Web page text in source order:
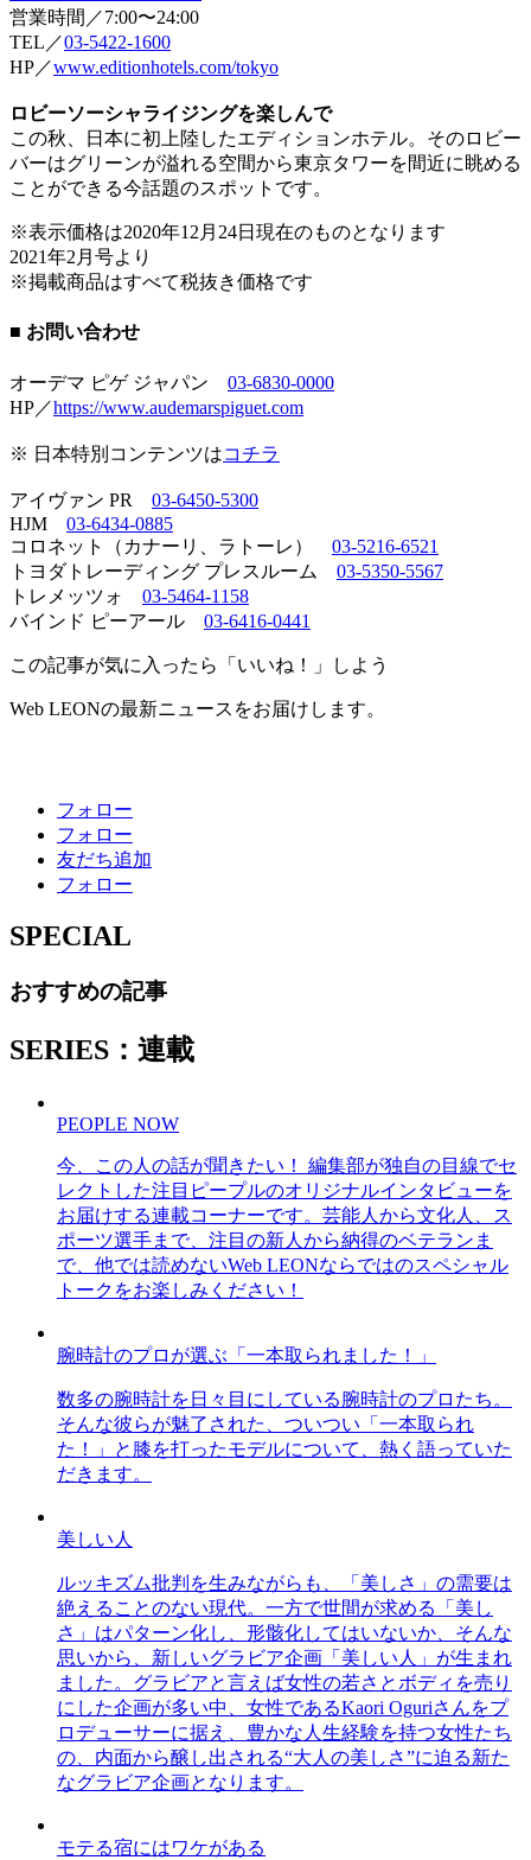
営業時間／7:00〜24:00
TEL／03-5422-1600
HP／www.editionhotels.com/tokyo
ロビーソーシャライジングを楽しんで
この秋、日本に初上陸したエディションホテル。そのロビー
バーはグリーンが溢れる空間から東京タワーを間近に眺める
ことができる今話題のスポットです。
※表示価格は2020年12月24日現在のものとなります
2021年2月号より
※掲載商品はすべて税抜き価格です
■ お問い合わせ
オーデマ ピゲ ジャパン 03-6830-0000
HP／https://www.audemarspiguet.com
※ 日本特別コンテンツはコチラ
アイヴァン PR 03-6450-5300
HJM 03-6434-0885
コロネット（カナーリ、ラトーレ） 03-5216-6521
トヨダトレーディング プレスルーム 03-5350-5567
トレメッツォ 03-5464-1158
バインド ピーアール 03-6416-0441
この記事が気に入ったら「いいね！」しよう
Web LEONの最新ニュースをお届けします。
フォロー
フォロー
友だち追加
フォロー
SPECIAL
おすすめの記事
SERIES：連載
PEOPLE NOW
今、この人の話が聞きたい！ 編集部が独自の目線でセ
レクトした注目ピープルのオリジナルインタビューを
お届けする連載コーナーです。芸能人から文化人、ス
ポーツ選手まで、注目の新人から納得のベテランま
で、他では読めないWeb LEONならではのスペシャル
トークをお楽しみください！
腕時計のプロが選ぶ「一本取られました！」
数多の腕時計を日々目にしている腕時計のプロたち。
そんな彼らが魅了された、ついつい「一本取られ
た！」と膝を打ったモデルについて、熱く語っていた
だきます。
美しい人
ルッキズム批判を生みながらも、「美しさ」の需要は
絶えることのない現代。一方で世間が求める「美し
さ」はパターン化し、形骸化してはいないか、そんな
思いから、新しいグラビア企画「美しい人」が生まれ
ました。グラビアと言えば女性の若さとボディを売り
にした企画が多い中、女性であるKaori Oguriさんをプ
ロデューサーに据え、豊かな人生経験を持つ女性たち
の、内面から醸し出される“大人の美しさ”に迫る新た
なグラビア企画となります。
モテる宿にはワケがある